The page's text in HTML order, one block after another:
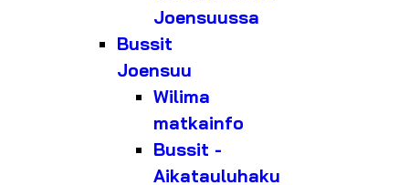
Joensuussa
Bussit
Joensuu
Wilima
matkainfo
Bussit -
Aikatauluhaku